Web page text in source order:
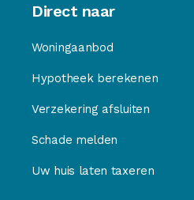
Direct naar
Woningaanbod
Hypotheek berekenen
Verzekering afsluiten
Schade melden
Uw huis laten taxeren